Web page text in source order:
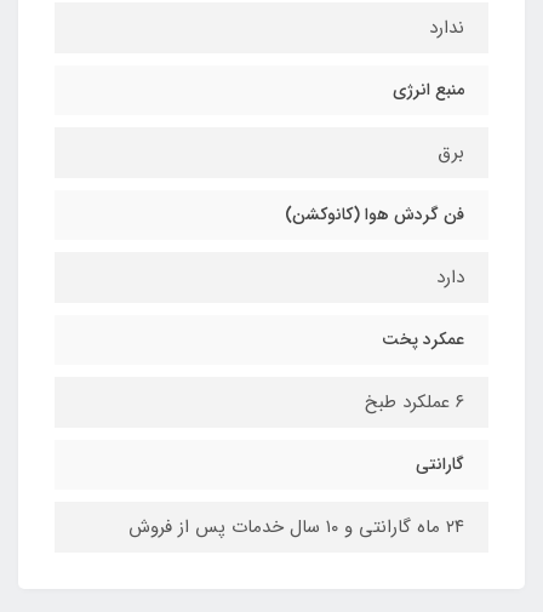
ندارد
منبع انرژی
برق
فن گردش هوا (کانوکشن)
دارد
عمکرد پخت
۶ عملکرد طبخ
گارانتی
۲۴ ماه گارانتی و ۱۰ سال خدمات پس از فروش